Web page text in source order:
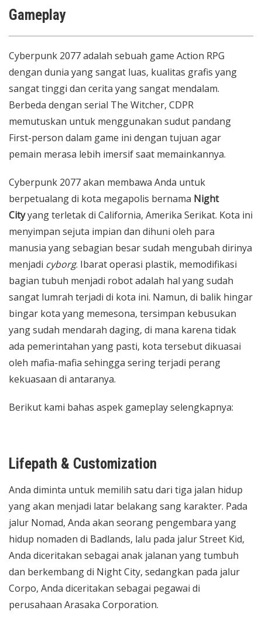
Gameplay
Cyberpunk 2077 adalah sebuah game Action RPG
dengan dunia yang sangat luas, kualitas grafis yang
sangat tinggi dan cerita yang sangat mendalam.
Berbeda dengan serial The Witcher, CDPR
memutuskan untuk menggunakan sudut pandang
First-person dalam game ini dengan tujuan agar
pemain merasa lebih imersif saat memainkannya.
Cyberpunk 2077 akan membawa Anda untuk
berpetualang di kota megapolis bernama Night
Cityyang terletak di California, Amerika Serikat. Kota ini
menyimpan sejuta impian dan dihuni oleh para
manusia yang sebagian besar sudah mengubah dirinya
menjadi cyborg. Ibarat operasi plastik, memodifikasi
bagian tubuh menjadi robot adalah hal yang sudah
sangat lumrah terjadi di kota ini. Namun, di balik hingar
bingar kota yang memesona, tersimpan kebusukan
yang sudah mendarah daging, di mana karena tidak
ada pemerintahan yang pasti, kota tersebut dikuasai
oleh mafia-mafia sehingga sering terjadi perang
kekuasaan di antaranya.
Berikut kami bahas aspek gameplay selengkapnya:
Lifepath & Customization
Anda diminta untuk memilih satu dari tiga jalan hidup
yang akan menjadi latar belakang sang karakter. Pada
jalur Nomad, Anda akan seorang pengembara yang
hidup nomaden di Badlands, lalu pada jalur Street Kid,
Anda diceritakan sebagai anak jalanan yang tumbuh
dan berkembang di Night City, sedangkan pada jalur
Corpo, Anda diceritakan sebagai pegawai di
perusahaan Arasaka Corporation.